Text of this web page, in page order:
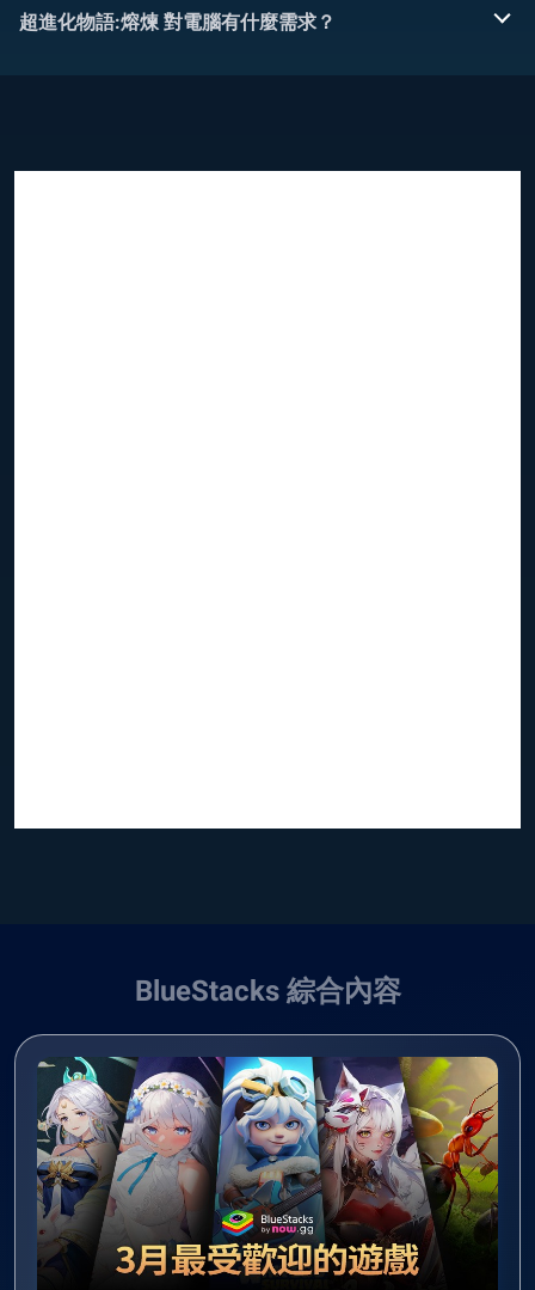
超進化物語:熔煉 對電腦有什麼需求？
BlueStacks 綜合內容